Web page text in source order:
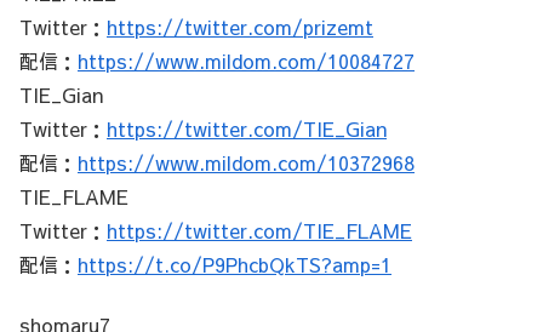
Twitter： https://twitter.com/prizemt
配信： https://www.mildom.com/10084727
TIE_Gian
Twitter： https://twitter.com/TIE_Gian
配信： https://www.mildom.com/10372968
TIE_FLAME
Twitter： https://twitter.com/TIE_FLAME
配信： https://t.co/P9PhcbQkTS?amp=1
shomaru7